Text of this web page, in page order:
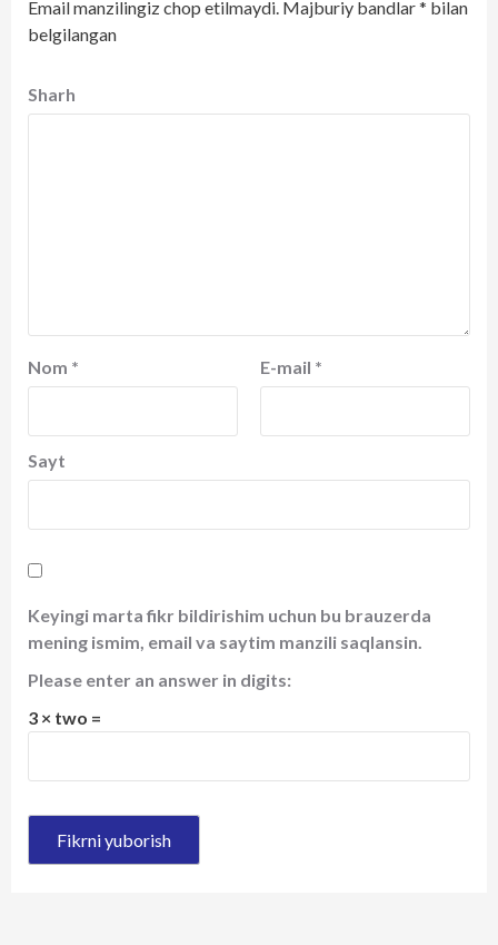
Email manzilingiz chop etilmaydi. Majburiy bandlar* bilan
belgilangan
Sharh
Nom * E-mail *
Sayt
Keyingi marta fikr bildirishim uchun bu brauzerda
mening ismim, email va saytim manzili saqlansin.
Please enter an answer in digits:
3 × two =